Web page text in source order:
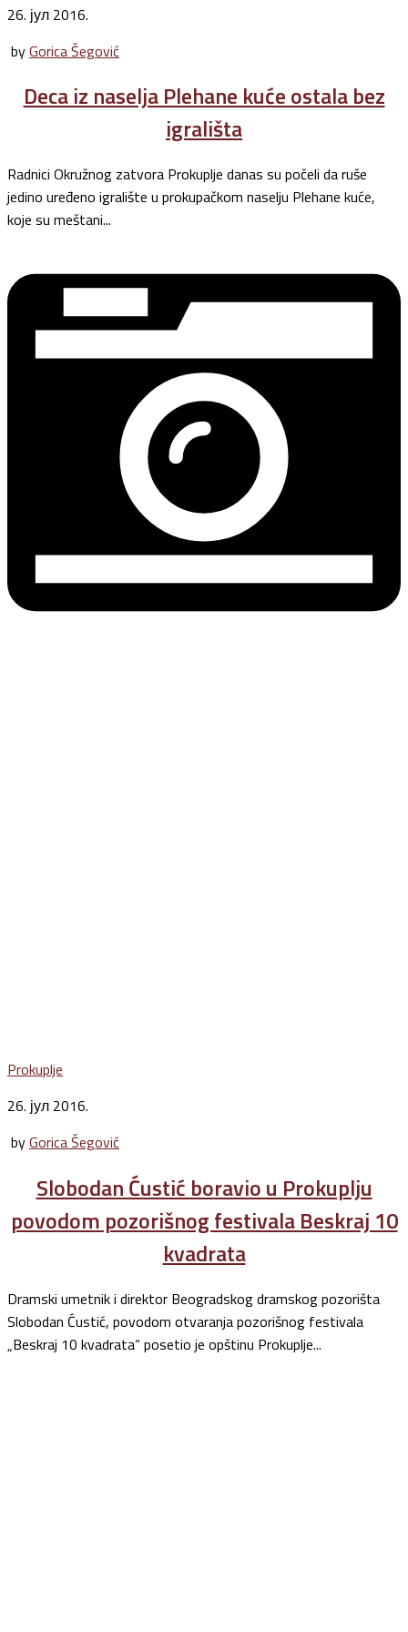
26. јул 2016.
byGorica Šegović
Deca iz naselja Plehane kuće ostala bez
igrališta
Radnici Okružnog zatvora Prokuplje danas su počeli da ruše
jedino uređeno igralište u prokupačkom naselju Plehane kuće,
koje su meštani...
Prokuplje
26. јул 2016.
byGorica Šegović
Slobodan Ćustić boravio u Prokuplju
povodom pozorišnog festivala Beskraj 10
kvadrata
Dramski umetnik i direktor Beogradskog dramskog pozorišta
Slobodan Ćustić, povodom otvaranja pozorišnog festivala
„Beskraj 10 kvadrata“ posetio je opštinu Prokuplje...